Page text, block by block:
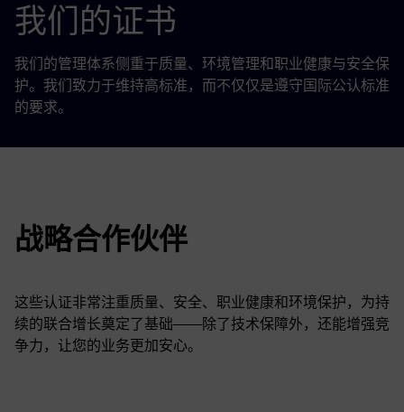
我们的证书
我们的管理体系侧重于质量、环境管理和职业健康与安全保
护。我们致力于维持高标准，而不仅仅是遵守国际公认标准
的要求。
战略合作伙伴
这些认证非常注重质量、安全、职业健康和环境保护，为持
续的联合增长奠定了基础——除了技术保障外，还能增强竞
争力，让您的业务更加安心。